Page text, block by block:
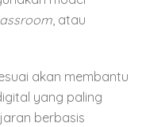
, atau
akan membantu
yang paling
berbasis